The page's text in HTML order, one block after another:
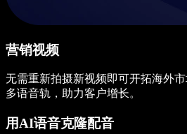
营销视频
无需重新拍摄新视频即可开拓海外
多语音轨，助力客户增长。
用AI语音克隆配音